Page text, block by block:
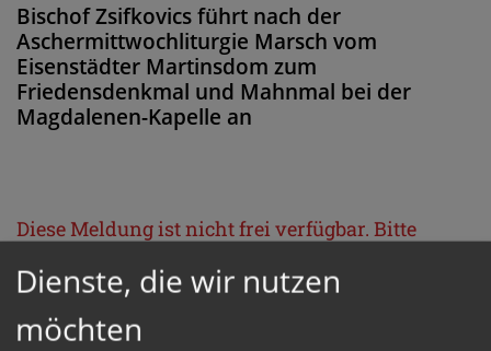
Bischof Zsifkovics führt nach der
Aschermittwochliturgie Marsch vom
Eisenstädter Martinsdom zum
Friedensdenkmal und Mahnmal bei der
Magdalenen-Kapelle an
Diese Meldung ist nicht frei verfügbar. Bitte
ProduktKathpress_online.
Dienste, die wir nutzen
möchten